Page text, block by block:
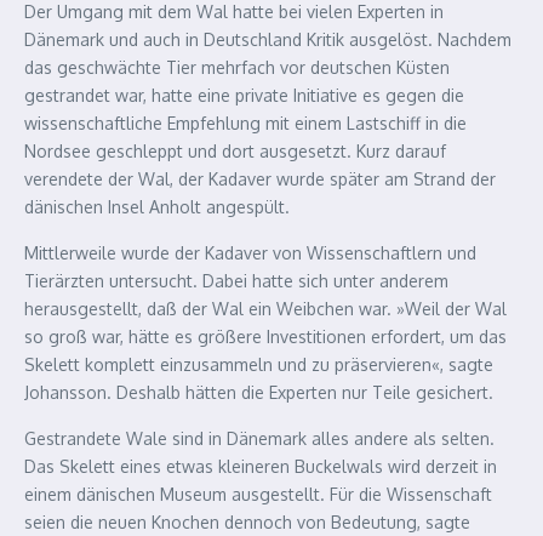
Der Umgang mit dem Wal hatte bei vielen Experten in
Dänemark und auch in Deutschland Kritik ausgelöst. Nachdem
das geschwächte Tier mehrfach vor deutschen Küsten
gestrandet war, hatte eine private Initiative es gegen die
wissenschaftliche Empfehlung mit einem Lastschiff in die
Nordsee geschleppt und dort ausgesetzt. Kurz darauf
verendete der Wal, der Kadaver wurde später am Strand der
dänischen Insel Anholt angespült.
Mittlerweile wurde der Kadaver von Wissenschaftlern und
Tierärzten untersucht. Dabei hatte sich unter anderem
herausgestellt, daß der Wal ein Weibchen war. »Weil der Wal
so groß war, hätte es größere Investitionen erfordert, um das
Skelett komplett einzusammeln und zu präservieren«, sagte
Johansson. Deshalb hätten die Experten nur Teile gesichert.
Gestrandete Wale sind in Dänemark alles andere als selten.
Das Skelett eines etwas kleineren Buckelwals wird derzeit in
einem dänischen Museum ausgestellt. Für die Wissenschaft
seien die neuen Knochen dennoch von Bedeutung, sagte